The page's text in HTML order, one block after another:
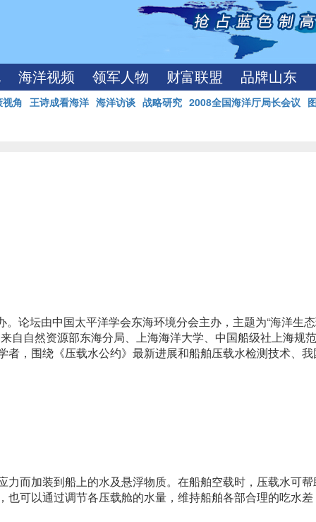
海洋视频 领军人物 财富联盟 品牌山东
角 王诗成看海洋 海洋访谈 战略研究 2008全国海洋厅局长会议
论坛由中国太平洋学会东海环境分会主办，主题为“海洋生
自自然资源部东海分局、上海海洋大学、中国船级社上海规
，围绕《压载水公约》最新进展和船舶压载水检测技术、我
而加装到船上的水及悬浮物质。在船舶空载时，压载水可帮
可以通过调节各压载舱的水量，维持船舶各部合理的吃水差